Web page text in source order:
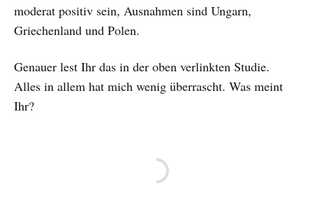
moderat positiv sein, Ausnahmen sind Ungarn,
Griechenland und Polen.
Genauer lest Ihr das in der oben verlinkten Studie.
Alles in allem hat mich wenig überrascht. Was meint
Ihr?